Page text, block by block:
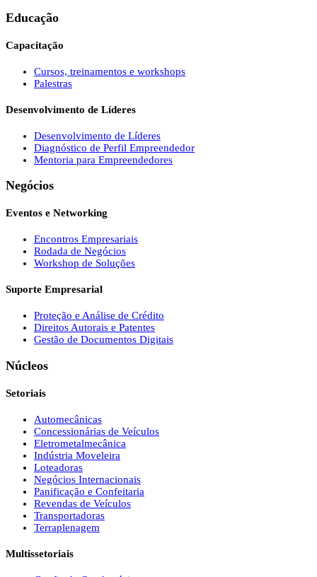
Educação
Capacitação
Cursos, treinamentos e workshops
Palestras
Desenvolvimento de Líderes
Desenvolvimento de Líderes
Diagnóstico de Perfil Empreendedor
Mentoria para Empreendedores
Negócios
Eventos e Networking
Encontros Empresariais
Rodada de Negócios
Workshop de Soluções
Suporte Empresarial
Proteção e Análise de Crédito
Direitos Autorais e Patentes
Gestão de Documentos Digitais
Núcleos
Setoriais
Automecânicas
Concessionárias de Veículos
Eletrometalmecânica
Indústria Moveleira
Loteadoras
Negócios Internacionais
Panificação e Confeitaria
Revendas de Veículos
Transportadoras
Terraplenagem
Multissetoriais